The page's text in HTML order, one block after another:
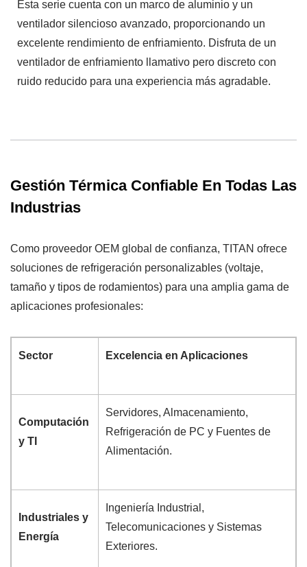
Esta serie cuenta con un marco de aluminio y un
ventilador silencioso avanzado, proporcionando un
excelente rendimiento de enfriamiento. Disfruta de un
ventilador de enfriamiento llamativo pero discreto con
ruido reducido para una experiencia más agradable.
Gestión Térmica Confiable En Todas Las
Industrias
Como proveedor OEM global de confianza, TITAN ofrece
soluciones de refrigeración personalizables (voltaje,
tamaño y tipos de rodamientos) para una amplia gama de
aplicaciones profesionales:
Sector Excelencia en Aplicaciones
Computación
y TI
Servidores, Almacenamiento,
Refrigeración de PC y Fuentes de
Alimentación.
Industriales y
Energía
Ingeniería Industrial,
Telecomunicaciones y Sistemas
Exteriores.